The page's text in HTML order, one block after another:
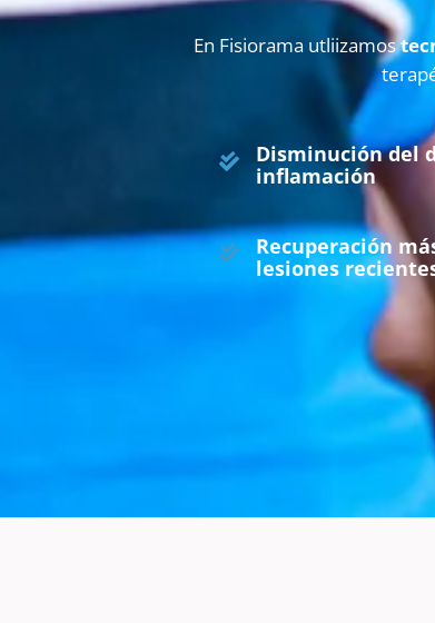
En Fisiorama utliizamos
Disminución del
inflamación
Recuperación
lesiones